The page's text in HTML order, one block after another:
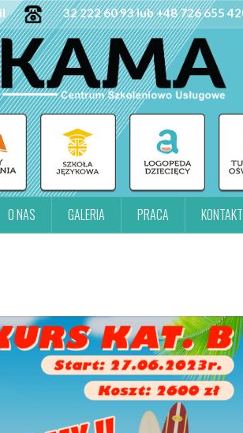
32 222 60 93 lub +48 726 655
O NAS GALERIA PRACA KONTAKT